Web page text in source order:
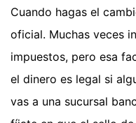
Cuando hagas el
oficial. Muchas veces
impuestos, pero esa
el dinero es legal si
vas a una sucursal